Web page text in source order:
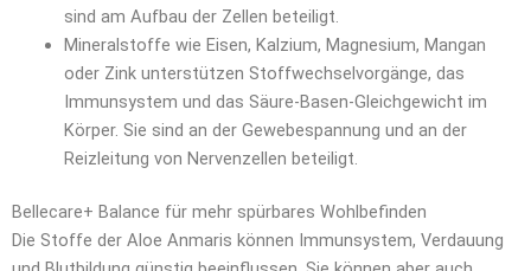
sind am Aufbau der Zellen beteiligt.
Mineralstoffe wie Eisen, Kalzium, Magnesium, Mangan
oder Zink unterstützen Stoffwechselvorgänge, das
Immunsystem und das Säure-Basen-Gleichgewicht im
Körper. Sie sind an der Gewebespannung und an der
Reizleitung von Nervenzellen beteiligt.
Bellecare+ Balance für mehr spürbares Wohlbefinden
Die Stoffe der Aloe Anmaris können Immunsystem, Verdauung